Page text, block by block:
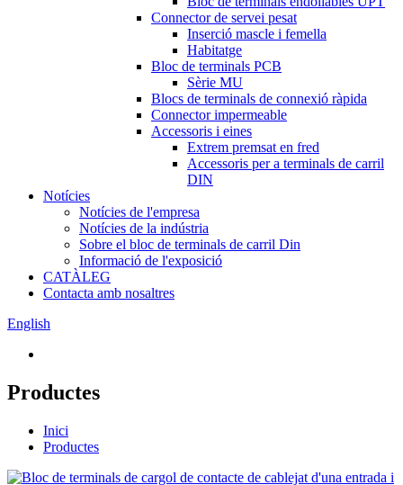
Connector de servei pesat
Inserció mascle i femella
Habitatge
Bloc de terminals PCB
Sèrie MU
Blocs de terminals de connexió ràpida
Connector impermeable
Accessoris i eines
Extrem premsat en fred
Accessoris per a terminals de carril
DIN
Notícies
Notícies de l'empresa
Notícies de la indústria
Sobre el bloc de terminals de carril Din
Informació de l'exposició
CATÀLEG
Contacta amb nosaltres
English
Productes
Inici
Productes